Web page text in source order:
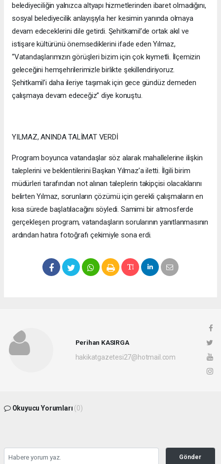
belediyeciliğin yalnızca altyapı hizmetlerinden ibaret olmadığını,
sosyal belediyecilik anlayışıyla her kesimin yanında olmaya
devam edeceklerini dile getirdi. Şehitkamil’de ortak akıl ve
istişare kültürünü önemsediklerini ifade eden Yılmaz,
“Vatandaşlarımızın görüşleri bizim için çok kıymetli. İlçemizin
geleceğini hemşehrilerimizle birlikte şekillendiriyoruz.
Şehitkamil’i daha ileriye taşımak için gece gündüz demeden
çalışmaya devam edeceğiz” diye konuştu.
YILMAZ, ANINDA TALİMAT VERDİ
Program boyunca vatandaşlar söz alarak mahallelerine ilişkin
taleplerini ve beklentilerini Başkan Yılmaz’a iletti. İlgili birim
müdürleri tarafından not alınan taleplerin takipçisi olacaklarını
belirten Yılmaz, sorunların çözümü için gerekli çalışmaların en
kısa sürede başlatılacağını söyledi. Samimi bir atmosferde
gerçekleşen program, vatandaşların sorularının yanıtlanmasının
ardından hatıra fotoğrafı çekimiyle sona erdi.
Perihan KASIRGA
hakikatgazetesi27@hotmail.com
Okuyucu Yorumları (0)
Gönder